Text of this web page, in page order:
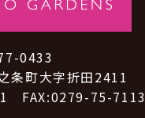
0433
条町大字折田2411
FAX:0279-75-7113